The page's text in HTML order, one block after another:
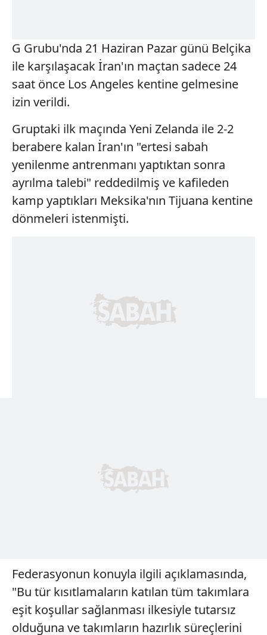
G Grubu'nda 21 Haziran Pazar günü Belçika
ile karşılaşacak İran'ın maçtan sadece 24
saat önce Los Angeles kentine gelmesine
izin verildi.
Gruptaki ilk maçında Yeni Zelanda ile 2-2
berabere kalan İran'ın "ertesi sabah
yenilenme antrenmanı yaptıktan sonra
ayrılma talebi" reddedilmiş ve kafileden
kamp yaptıkları Meksika'nın Tijuana kentine
dönmeleri istenmişti.
Federasyonun konuyla ilgili açıklamasında,
"Bu tür kısıtlamaların katılan tüm takımlara
eşit koşullar sağlanması ilkesiyle tutarsız
olduğuna ve takımların hazırlık süreçlerini